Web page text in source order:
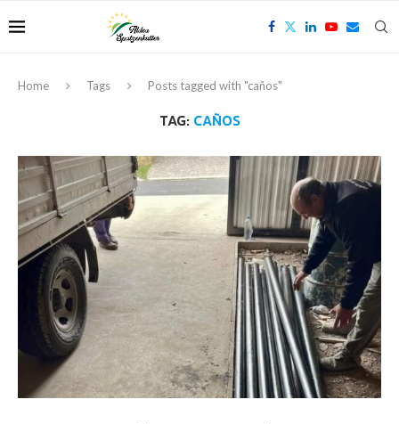
Home Tags Posts tagged with "caños"
TAG: CAÑOS